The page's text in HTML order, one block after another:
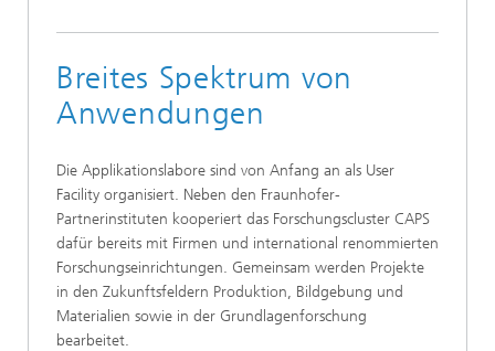
Breites Spektrum von
Anwendungen
Die Applikationslabore sind von Anfang an als User
Facility organisiert. Neben den Fraunhofer-
Partnerinstituten kooperiert das Forschungscluster CAPS
dafür bereits mit Firmen und international renommierten
Forschungseinrichtungen. Gemeinsam werden Projekte
in den Zukunftsfeldern Produktion, Bildgebung und
Materialien sowie in der Grundlagenforschung
bearbeitet.